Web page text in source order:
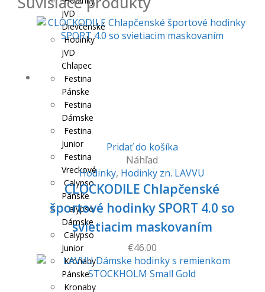
JVD
Dievčenské
Hodinky
JVD
Chlapec
Festina
Pánske
Festina
Dámske
Festina
Junior
Festina
Vreckové
Calypso
Pánske
Calypso
Dámske
Calypso
Junior
Kronaby
Pánske
Kronaby
Pridať do košíka
Náhľad
Hodinky, Hodinky zn. LAVVU
CLOCKODILE Chlapčenské
športové hodinky SPORT 4.0 so
svietiacim maskovaním
€46.00